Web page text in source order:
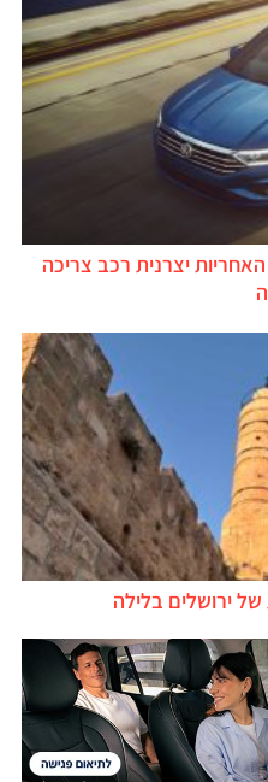
יצרנית רכב צריכה
ירושלים בלילה